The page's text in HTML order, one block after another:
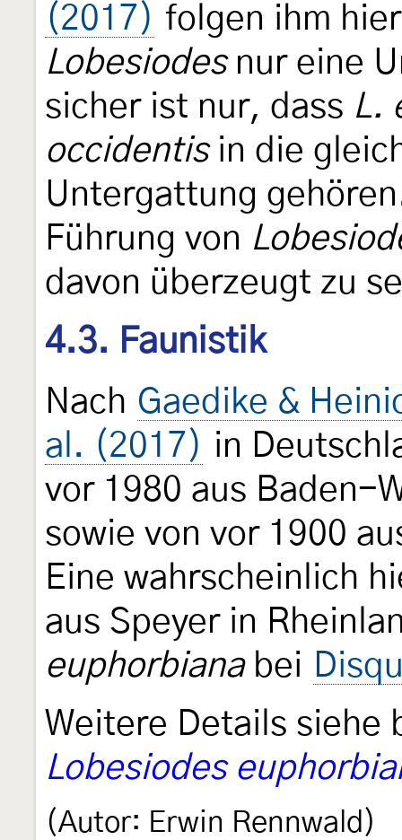
(2017) folgen ihm
Lobesiodesnur eine
sicher ist nur, dass L.
occidentisin die
Untergattung
Führung von
davon überzeugt zu
4.3. Faunistik
Nach Gaedike &
al. (2017) in
vor 1980 aus Baden-
sowie von vor 1900
Eine wahrscheinlich
aus Speyer in
euphorbianabei
Weitere Details siehe
Lobesiodes
(Autor: Erwin Rennwald)